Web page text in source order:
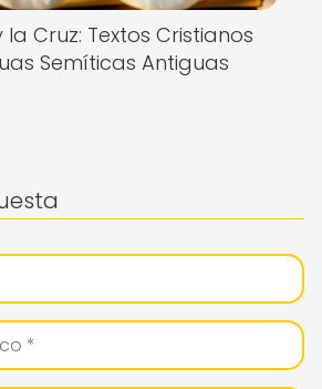
la Cruz: Textos Cristianos
Semíticas Antiguas